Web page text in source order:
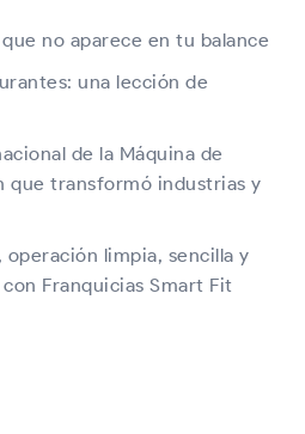
no aparece en tu balance
una lección de
de la Máquina de
que transformó industrias y
operación limpia, sencilla y
Franquicias Smart Fit